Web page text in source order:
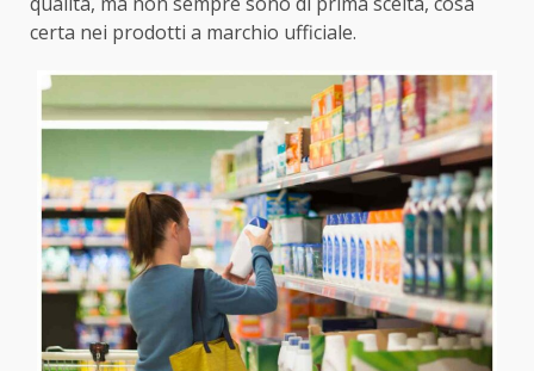
certa nei prodotti a marchio ufficiale.